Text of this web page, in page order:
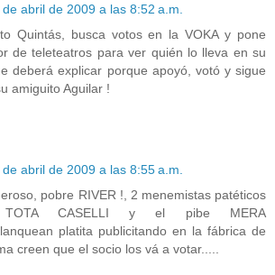
de abril de 2009 a las 8:52 a.m.
Quintás, busca votos en la VOKA y pone
de teleteatros para ver quién lo lleva en su
deberá explicar porque apoyó, votó y sigue
amiguito Aguilar !
de abril de 2009 a las 8:55 a.m.
pobre RIVER !, 2 menemistas patéticos
CASELLI y el pibe MERA
platita publicitando en la fábrica de
creen que el socio los vá a votar.....